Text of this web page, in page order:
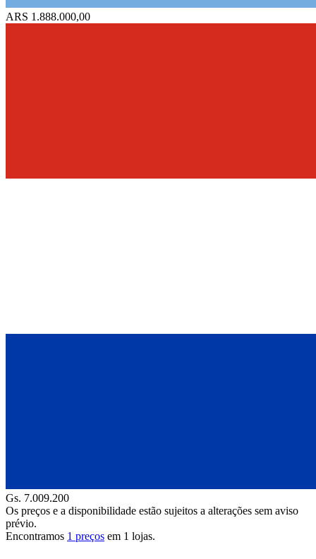
ARS 1.888.000,00
Gs. 7.009.200
Os preços e a disponibilidade estão sujeitos a alterações sem aviso
prévio.
Encontramos 1 preços em 1 lojas.